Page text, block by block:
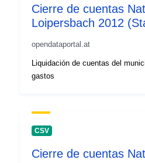
Cierre de cuentas
Loipersbach 2012
opendataportal.at
Liquidación de cuentas del
gastos
CSV
Cierre de cuentas